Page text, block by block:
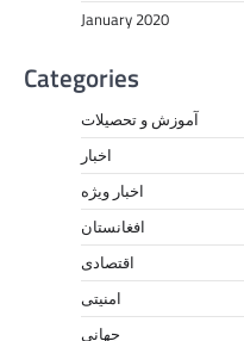
January 2020
Categories
آموزش و تحصیلات
اخبار
اخبار ویژه
افغانستان
اقتصادی
امنیتی
جهانی